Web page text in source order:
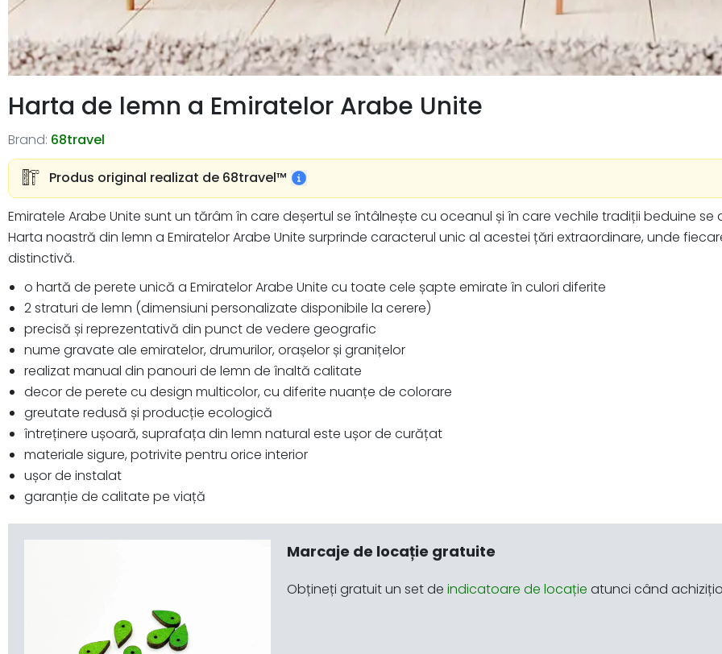
Harta de lemn a Emiratelor Arabe Unite
Brand: 68travel
Produs original realizat de 68travel™️
Emiratele Arabe Unite sunt un tărâm în care deșertul se întâlnește cu oceanul și în care vechile tradiții beduine
Harta noastră din lemn a Emiratelor Arabe Unite surprinde caracterul unic al acestei țări extraordinare, unde
distinctivă.
o hartă de perete unică a Emiratelor Arabe Unite cu toate cele șapte emirate în culori diferite
2 straturi de lemn (dimensiuni personalizate disponibile la cerere)
precisă și reprezentativă din punct de vedere geografic
nume gravate ale emiratelor, drumurilor, orașelor și granițelor
realizat manual din panouri de lemn de înaltă calitate
decor de perete cu design multicolor, cu diferite nuanțe de colorare
greutate redusă și producție ecologică
întreținere ușoară, suprafața din lemn natural este ușor de curățat
materiale sigure, potrivite pentru orice interior
ușor de instalat
garanție de calitate pe viață
Marcaje de locație gratuite
Obțineți gratuit un set de indicatoare de locație atunci când